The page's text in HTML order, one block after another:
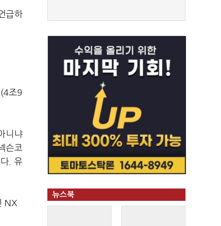
급하
조9
니냐
슨코
. 유
NX
뉴스북